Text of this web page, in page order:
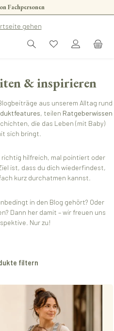
Fachpersonen
& inspirieren
aus unserem Alltag rund
, teilen Ratgeberwissen
die das Leben (mit Baby)
sich bringt.
richtig hilfreich, mal pointiert oder
ist, dass du dich wiederfindest,
kurz durchatmen kannst.
in den Blog gehört? Oder
Dann her damit – wir freuen uns
Nur zu!
filtern